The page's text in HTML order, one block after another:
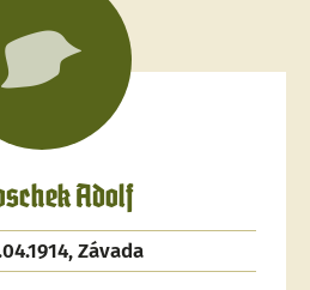
Adolf
Závada